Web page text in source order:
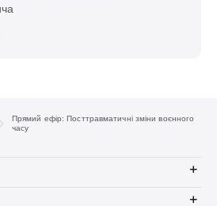
Прямий ефір: Посттравматичні зміни воєнного
часу